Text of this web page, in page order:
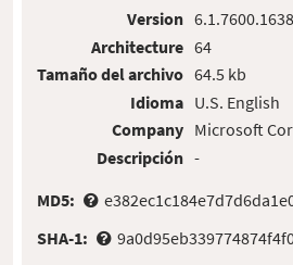
Version
Architecture
Tamaño del archivo
Idioma
Company
Descripción
64
64.5 kb
U.S. English
Microsoft
-
MD5:
SHA-1: